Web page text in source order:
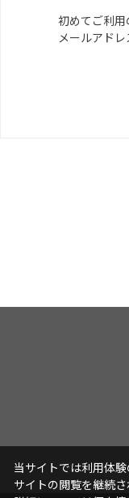
初めてご利用
メールアド
当サイトでは利用体
サイトの閲覧を継続